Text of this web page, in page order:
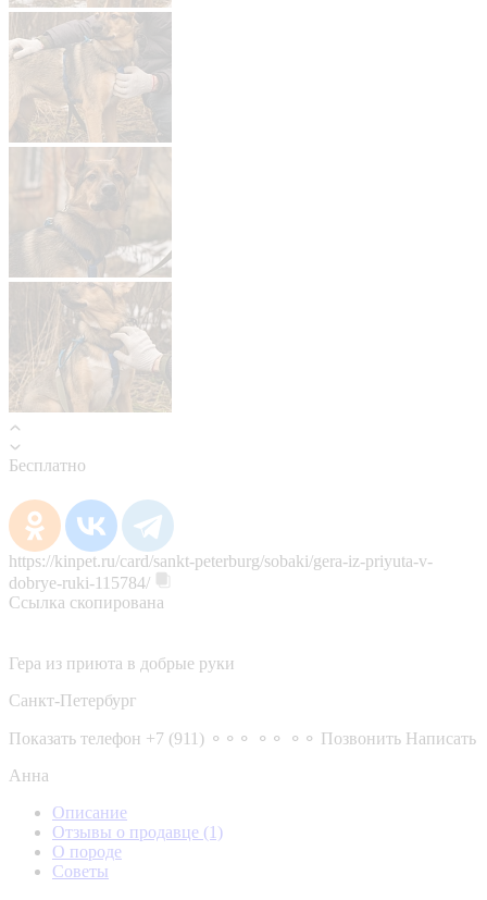
Бесплатно
https://kinpet.ru/card/sankt-peterburg/sobaki/gera-iz-priyuta-v-
dobrye-ruki-115784/
Ссылка скопирована
Гера из приюта в добрые руки
Санкт-Петербург
Показать телефон +7 (911) ⚬⚬⚬ ⚬⚬ ⚬⚬ Позвонить Написать
Анна
Описание
Отзывы о продавце (1)
О породе
Советы